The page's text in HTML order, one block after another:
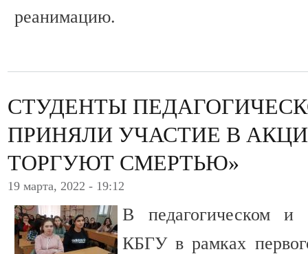
реанимацию.
СТУДЕНТЫ
ПРИНЯЛИ УЧАСТИЕ В
ТОРГУЮТ СМЕРТЬЮ»
19 марта, 2022 - 19:12
В педагогическом и
КБГУ в рамках